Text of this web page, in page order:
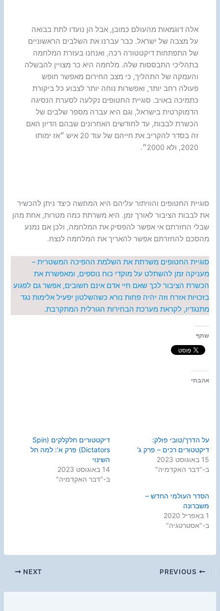
אלה דוגמאות מהעולם כמובן, אבל הן נועדו לתת בבואה
על מצבה של ישראל. כבר עברנו את השלבים הראשוניים
של התפתחות דיקטטורה רכה, ואנחנו בעזרת המלחמה
בתהליכי התבססות שלה. מלחמה היא כר מצויין להבשלה
והעמקה של התהליך, כי מצב החירום מאפשר חופש
פעולה רחב יותר, ואפשרות נוחה יותר לצבוע כל ביקורת
כתמיכה באויב. סוגיית החטופים נקלעה לסערת הנסיגה
הדמוקרטית בישראל, וגם היא עברה מספר שלבים של
הכשרת לבבות, עד לחודשים האחרונים שבהם הדיון האם
זה בסדר להקריב את חייהם של עוד 20 איש ״אז ימותו
2020, ולא 2000״.
סוגיית החטופים והוויתור עליהם היא המחשה כיצד ניתן להכשיר
את לבבות הציבור לאורך זמן. היא משרתת כמה מטרות, אחת מהן
שבלי החזרתם אי אפשר להפסיק את המלחמה, ולכן אם נמנע
מהסכם להחזרתם אפשר להאריך את המלחמה לנצח.
סוגיית החטופים משרתת את השלמת ההפיכה המשטרית –
מעניקה זמן להשתלט על מוקדי כוח נוספים, ומאפשרת את
הכשרת הציבור לכך שאם חיי אדם אינם חשובים, אפשר גם לפגוע
בזכויות אזרח וזה יהיה פחות נורא כשהשלטון יפעיל אלימות נגד
מתנגדיו, לקראת מערכת הבחירות הגורלית המתקרבת.
שתף
אהבתי
על הדרך/טובי פולק:
דיקטטורים רכים – פרק ג'
15 באוגוסט 2023
ב-"דבר האקדמיה"
דיקטטורים חלקלקים (Spin
Dictators) פרק א': למה חל
השינוי
14 באוגוסט 2023
ב-"דבר האקדמיה"
הסדר העולמי החדש –
משברונה
1 באפריל 2020
ב-"אסטרטגיה"
NEXT